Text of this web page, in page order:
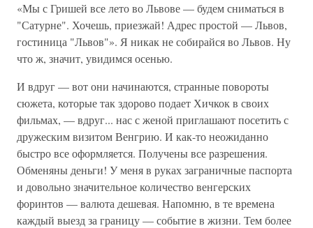
«Мы с Гришей все лето во Львове — будем сниматься в
"Сатурне". Хочешь, приезжай! Адрес простой — Львов,
гостиница "Львов"». Я никак не собирайся во Львов. Ну
что ж, значит, увидимся осенью.
И вдруг — вот они начинаются, странные повороты
сюжета, которые так здорово подает Хичкок в своих
фильмах, — вдруг... нас с женой приглашают посетить с
дружеским визитом Венгрию. И как-то неожиданно
быстро все оформляется. Получены все разрешения.
Обменяны деньги! У меня в руках заграничные паспорта
и довольно значительное количество венгерских
форинтов — валюта дешевая. Напомню, в те времена
каждый выезд за границу — событие в жизни. Тем более